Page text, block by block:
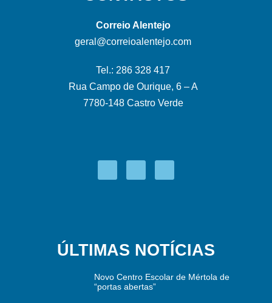
Correio Alentejo
geral@correioalentejo.com
Tel.: 286 328 417
Rua Campo de Ourique, 6 – A
7780-148 Castro Verde
ÚLTIMAS NOTÍCIAS
Novo Centro Escolar de Mértola de
“portas abertas”